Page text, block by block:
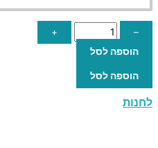
–
+
הוספה לסל
הוספה לסל
לחנות